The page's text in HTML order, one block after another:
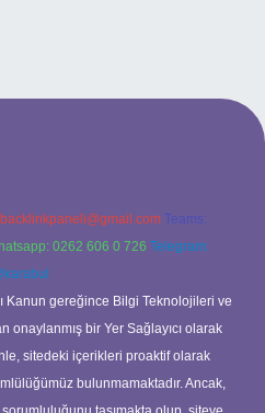
backlinkpaneli@gmail.com Teams:
0262 606 0 726 Telegram:
Kanun gereğince Bilgi Teknolojileri ve
onaylanmış bir Yer Sağlayıcı olarak
sitedeki içerikleri proaktif olarak
bulunmamaktadır. Ancak,